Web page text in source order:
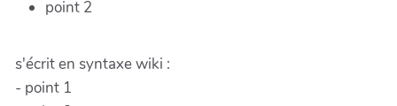
point 2
s'écrit en syntaxe wiki :
- point 1